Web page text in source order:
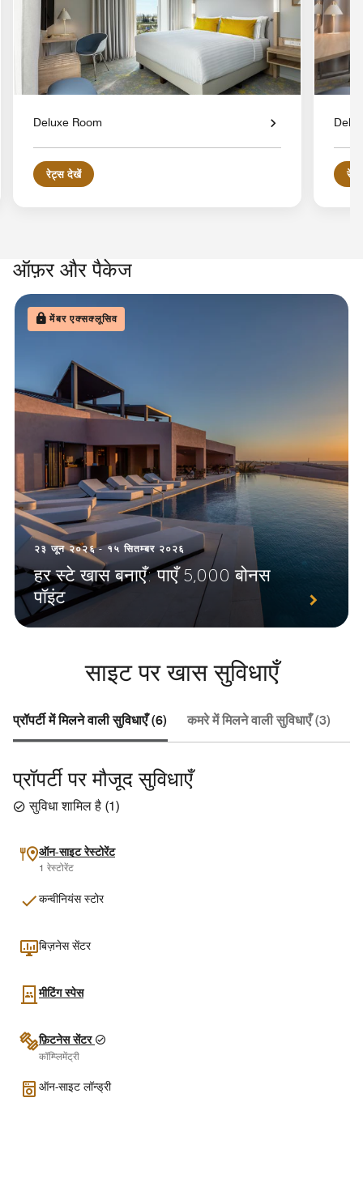
Deluxe Room
रेट्स देखें
ऑफ़र और पैकेज
मेंबर एक्सक्लूसिव
२३ जून २०२६ - १५ सितम्बर २०२६
हर स्टे खास बनाएँ: पाएँ 5,000 बोनस
पॉइंट
साइट पर खास सुविधाएँ
प्रॉपर्टी में मिलने वाली सुविधाएँ (6) कमरे में मिलने वाली सुविधाएँ (3)
प्रॉपर्टी पर मौजूद सुविधाएँ
सुविधा शामिल है (1)
ऑन-साइट रेस्टोरेंट
1 रेस्टोरेंट
कन्वीनियंस स्टोर
बिज़नेस सेंटर
मीटिंग स्पेस
फ़िटनेस सेंटर
कॉम्प्लिमेंट्री
ऑन-साइट लॉन्ड्री